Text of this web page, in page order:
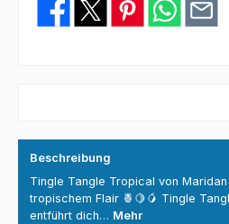
Beschreibung
Tingle Tangle Tropical von
tropischem Flair 🍍🍋🥭 Tingle
entführt dich… Mehr